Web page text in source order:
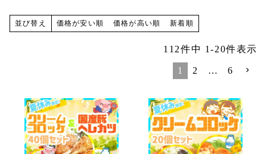
並び替え 価格が安い順 価格が高い順 新着順
112件中 1-20件表示
1 2 … 6